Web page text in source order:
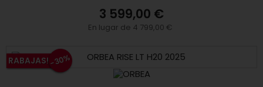
3 599,00 €
En lugar de 4 799,00 €
RABAJAS!-30%